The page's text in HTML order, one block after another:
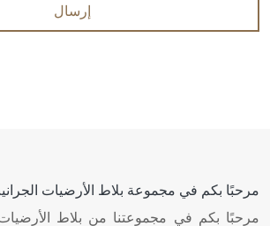
إرسال
مرحبًا بكم في مجموعة بلاط الأرضيات
مرحبًا بكم في مجموعتنا من بلاط